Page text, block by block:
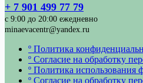
+ 7 901 499 77 79
с 9:00 до 20:00 ежедневно
minaevacentr@yandex.ru
º Политика
º Согласие на обработку
º Политика использования
º Согласие на обработку